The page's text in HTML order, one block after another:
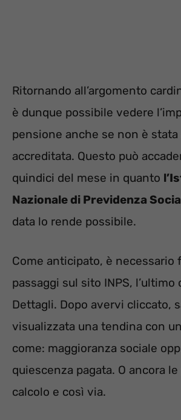
Ritornando all’argomento
è dunque possibile vedere
pensione anche se non è stata
accreditata. Questo può
quindici del mese in quanto
Nazionale di Previdenza
data lo rende possibile.
Come anticipato, è necessario
passaggi sul sito INPS, l’ultimo
Dettagli. Dopo avervi cliccato,
visualizzata una tendina con
come: maggioranza sociale
quiescenza pagata. O ancora
calcolo e così via.